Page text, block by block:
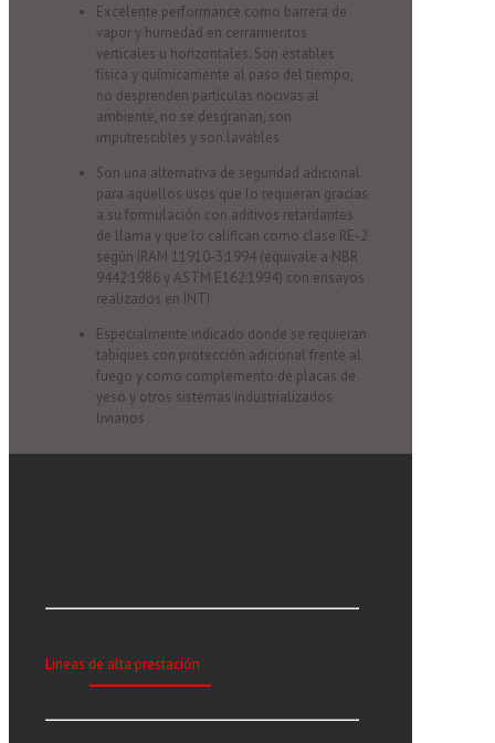
Excelente performance como barrera de
vapor y humedad en cerramientos
verticales u horizontales. Son estables
física y químicamente al paso del tiempo,
no desprenden partículas nocivas al
ambiente, no se desgranan, son
imputrescibles y son lavables
Son una alternativa de seguridad adicional
para aquellos usos que lo requieran gracias
a su formulación con aditivos retardantes
de llama y que lo califican como clase RE-2
según IRAM 11910-3:1994 (equivale a NBR
9442:1986 y ASTM E162:1994) con ensayos
realizados en INTI
Especialmente indicado donde se requieran
tabiques con protección adicional frente al
fuego y como complemento de placas de
yeso y otros sistemas industrializados
livianos
Lineas de alta prestación